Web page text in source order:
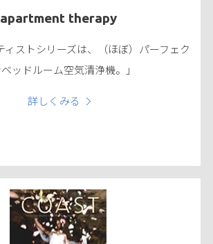
apartment therapy
ィストシリーズは、（ほぼ）パーフェク
ベッドルーム空気清浄機。」
詳しくみる